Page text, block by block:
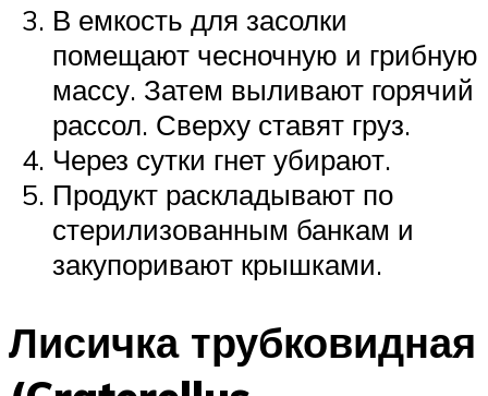
В емкость для засолки
помещают чесночную и грибную
массу. Затем выливают горячий
рассол. Сверху ставят груз.
Через сутки гнет убирают.
Продукт раскладывают по
стерилизованным банкам и
закупоривают крышками.
Лисичка трубковидная